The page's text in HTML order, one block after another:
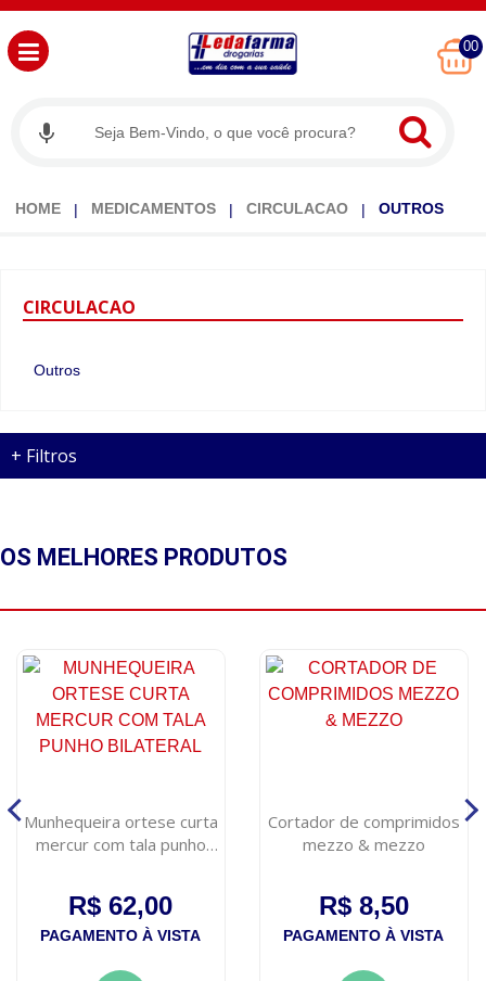
00
HOME MEDICAMENTOS CIRCULACAO OUTROS
CIRCULACAO
Outros
+ Filtros
OS MELHORES PRODUTOS
Munhequeira ortese curta
mercur com tala punho
R$ 62,00
PAGAMENTO À VISTA
Cortador de comprimidos
mezzo & mezzo
R$ 8,50
PAGAMENTO À VISTA